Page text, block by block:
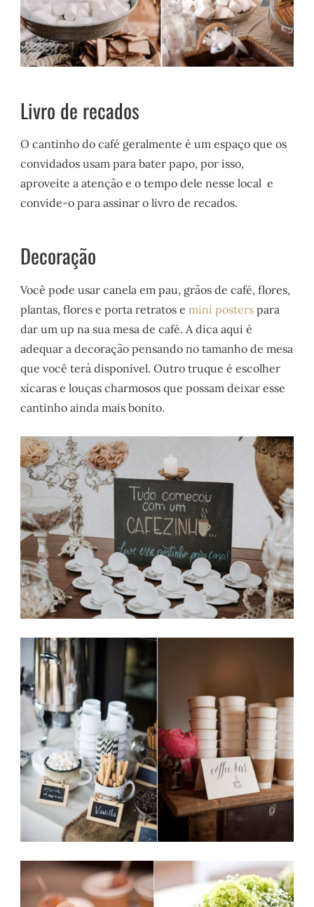
Livro de recados
O cantinho do café geralmente é um espaço que os
convidados usam para bater papo, por isso,
aproveite a atenção e o tempo dele nesse local e
convide-o para assinar o livro de recados.
Decoração
Você pode usar canela em pau, grãos de café, flores,
plantas, flores e porta retratos emini posters para
dar um up na sua mesa de café. A dica aqui é
adequar a decoração pensando no tamanho de mesa
que você terá disponível. Outro truque é escolher
xícaras e louças charmosos que possam deixar esse
cantinho ainda mais bonito.